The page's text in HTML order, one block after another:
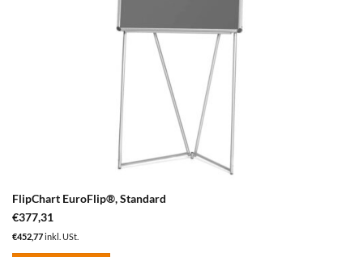
FlipChart EuroFlip®, Standard
€377,31
€452,77inkl. USt.